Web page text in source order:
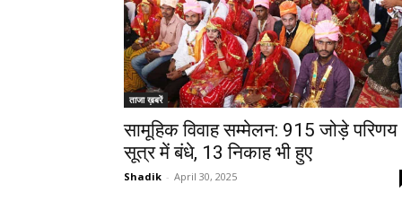
ताजा ख़बरें
सामूहिक विवाह सम्मेलन: 915 जोड़े परिणय
सूत्र में बंधे, 13 निकाह भी हुए
Shadik - April 30, 2025